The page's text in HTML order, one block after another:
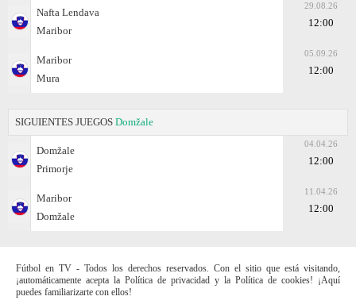
Nafta Lendava
Maribor
29.08.26
12:00
Maribor
Mura
05.09.26
12:00
SIGUIENTES JUEGOS Domžale
Domžale
Primorje
04.04.26
12:00
Maribor
Domžale
11.04.26
12:00
Fútbol en TV - Todos los derechos reservados. Con el sitio que está visitando,
¡automáticamente acepta la Política de privacidad y la Política de cookies! ¡Aquí
puedes familiarizarte con ellos!